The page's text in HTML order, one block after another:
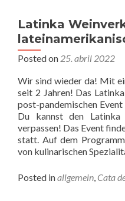
Latinka
Posted on 25. abril 2022
Wir sind wieder da! Mit
seit 2 Jahren! Das
post-pandemischen
Du kannst den
verpassen! Das Event
statt. Auf dem
von kulinarischen
Posted inallgemein, Cata